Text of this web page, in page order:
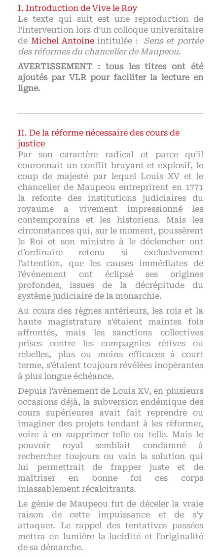
Introduction de Vive le Roy
Le texte qui suit est une reproduction de
l’intervention lors d’un colloque universitaire
de Michel Antoineintitulée : Sens et portée
des réformes du chancelier de Maupeou.
AVERTISSEMENT : tous les titres ont été
ajoutés par VLR pour faciliter la lecture en
ligne.
De la réforme nécessaire des cours de
justice
Par son caractère radical et parce qu’il
couronnait un conflit bruyant et explosif, le
coup de majesté par lequel Louis XV et le
chancelier de Maupeou entreprirent en 1771
la refonte des institutions judiciaires du
royaume a vivement impressionné les
contemporains et les historiens. Mais les
circonstances qui, sur le moment, poussèrent
le Roi et son ministre à le déclencher ont
d’ordinaire retenu si exclusivement
l’attention, que les causes immédiates de
l’événement ont éclipsé ses origines
profondes, issues de la décrépitude du
système judiciaire de la monarchie.
Au cours des règnes antérieurs, les rois et la
haute magistrature s’étaient maintes fois
affrontés, mais les sanctions collectives
prises contre les compagnies rétives ou
rebelles, plus ou moins efficaces à court
terme, s’étaient toujours révélées inopérantes
à plus longue échéance.
Depuis l’avènement de Louis XV, en plusieurs
occasions déjà, la subversion endémique des
cours supérieures avait fait reprendre ou
imaginer des projets tendant à les réformer,
voire à en supprimer telle ou telle. Mais le
pouvoir royal semblait condamné à
rechercher toujours ou vain la solution qui
lui permettrait de frapper juste et de
maîtriser en bonne foi ces corps
inlassablement récalcitrants.
Le génie de Maupeou fut de déceler la vraie
raison de cette impuissance et de s’y
attaquer. Le rappel des tentatives passées
mettra en lumière la lucidité et l’originalité
de sa démarche.